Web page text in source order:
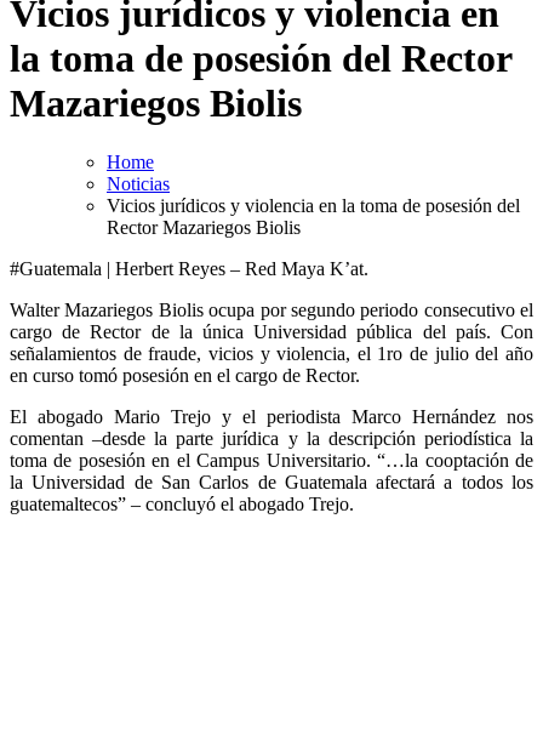
Vicios jurídicos y violencia en
la toma de posesión del Rector
Mazariegos Biolis
Home
Noticias
Vicios jurídicos y violencia en la toma de posesión del
Rector Mazariegos Biolis
#Guatemala | Herbert Reyes – Red Maya K’at.
Walter Mazariegos Biolis ocupa por segundo periodo consecutivo el
cargo de Rector de la única Universidad pública del país. Con
señalamientos de fraude, vicios y violencia, el 1ro de julio del año
en curso tomó posesión en el cargo de Rector.
El abogado Mario Trejo y el periodista Marco Hernández nos
comentan –desde la parte jurídica y la descripción periodística la
toma de posesión en el Campus Universitario. “…la cooptación de
la Universidad de San Carlos de Guatemala afectará a todos los
guatemaltecos” – concluyó el abogado Trejo.